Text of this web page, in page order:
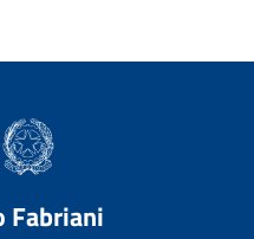
Fabriani